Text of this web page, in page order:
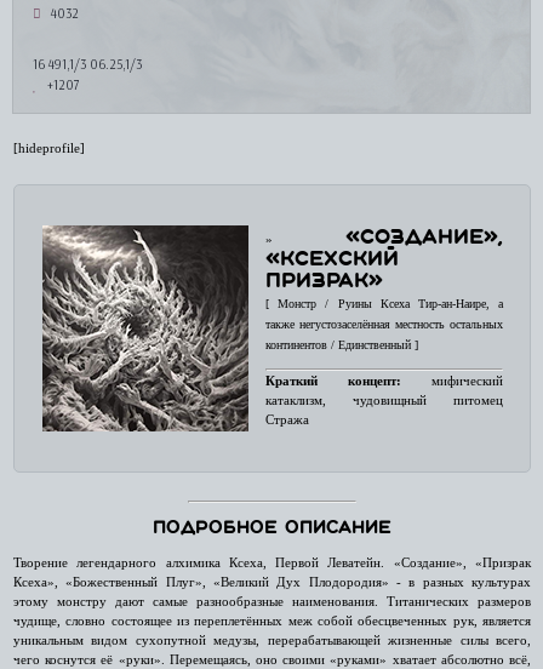
4032
16 491,1/3 06.25,1/3
+1207
[hideprofile]
» «СОЗДАНИЕ»,
«КСЕХСКИЙ
ПРИЗРАК»
[ Монстр / Руины Ксеха Тир-ан-Наире, а
также негустозаселённая местность остальных
континентов / Единственный ]
Краткий концепт: мифический
катаклизм, чудовищный питомец
Стража
Подробное описание
Творение легендарного алхимика Ксеха, Первой Леватейн. «Создание», «Призрак
Ксеха», «Божественный Плуг», «Великий Дух Плодородия» - в разных культурах
этому монстру дают самые разнообразные наименования. Титанических размеров
чудище, словно состоящее из переплетённых меж собой обесцвеченных рук, является
уникальным видом сухопутной медузы, перерабатывающей жизненные силы всего,
чего коснутся её «руки». Перемещаясь, оно своими «руками» хватает абсолютно всё,